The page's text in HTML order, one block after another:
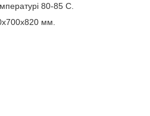
80-85 С.
мм.